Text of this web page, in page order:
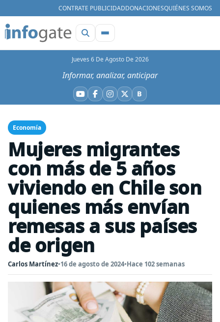
CONTRATE PUBLICIDADDONACIONESQUIÉNES SOMOS
Jueves 6 De Agosto De 2026
Informar, analizar, anticipar
YouTube
Facebook
Instagram
X BBluesky
Economía
Mujeres migrantes
con más de 5 años
viviendo en Chile son
quienes más envían
remesas a sus países
de origen
Carlos Martínez•16 de agosto de 2024•Hace 102 semanas